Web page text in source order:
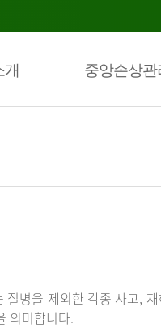
개 중앙손상관
병을 제외한 각종 사고,
의미합니다.